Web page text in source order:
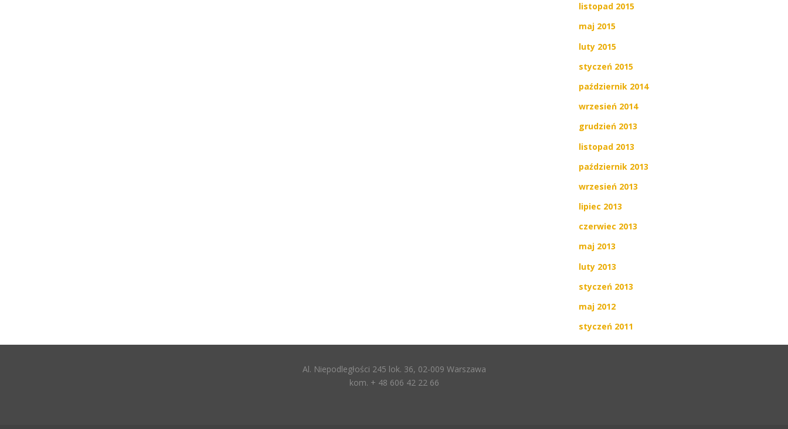
listopad 2015
maj 2015
luty 2015
styczeń 2015
październik 2014
wrzesień 2014
grudzień 2013
listopad 2013
październik 2013
wrzesień 2013
lipiec 2013
czerwiec 2013
maj 2013
luty 2013
styczeń 2013
maj 2012
styczeń 2011
Al. Niepodległości 245 lok. 36, 02-009 Warszawa
kom. + 48 606 42 22 66